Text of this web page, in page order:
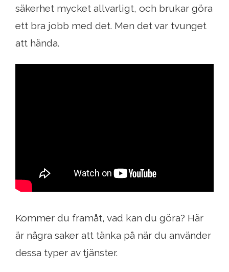
säkerhet mycket allvarligt, och brukar göra
ett bra jobb med det. Men det var tvunget
att hända.
Kommer du framåt, vad kan du göra? Här
är några saker att tänka på när du använder
dessa typer av tjänster.